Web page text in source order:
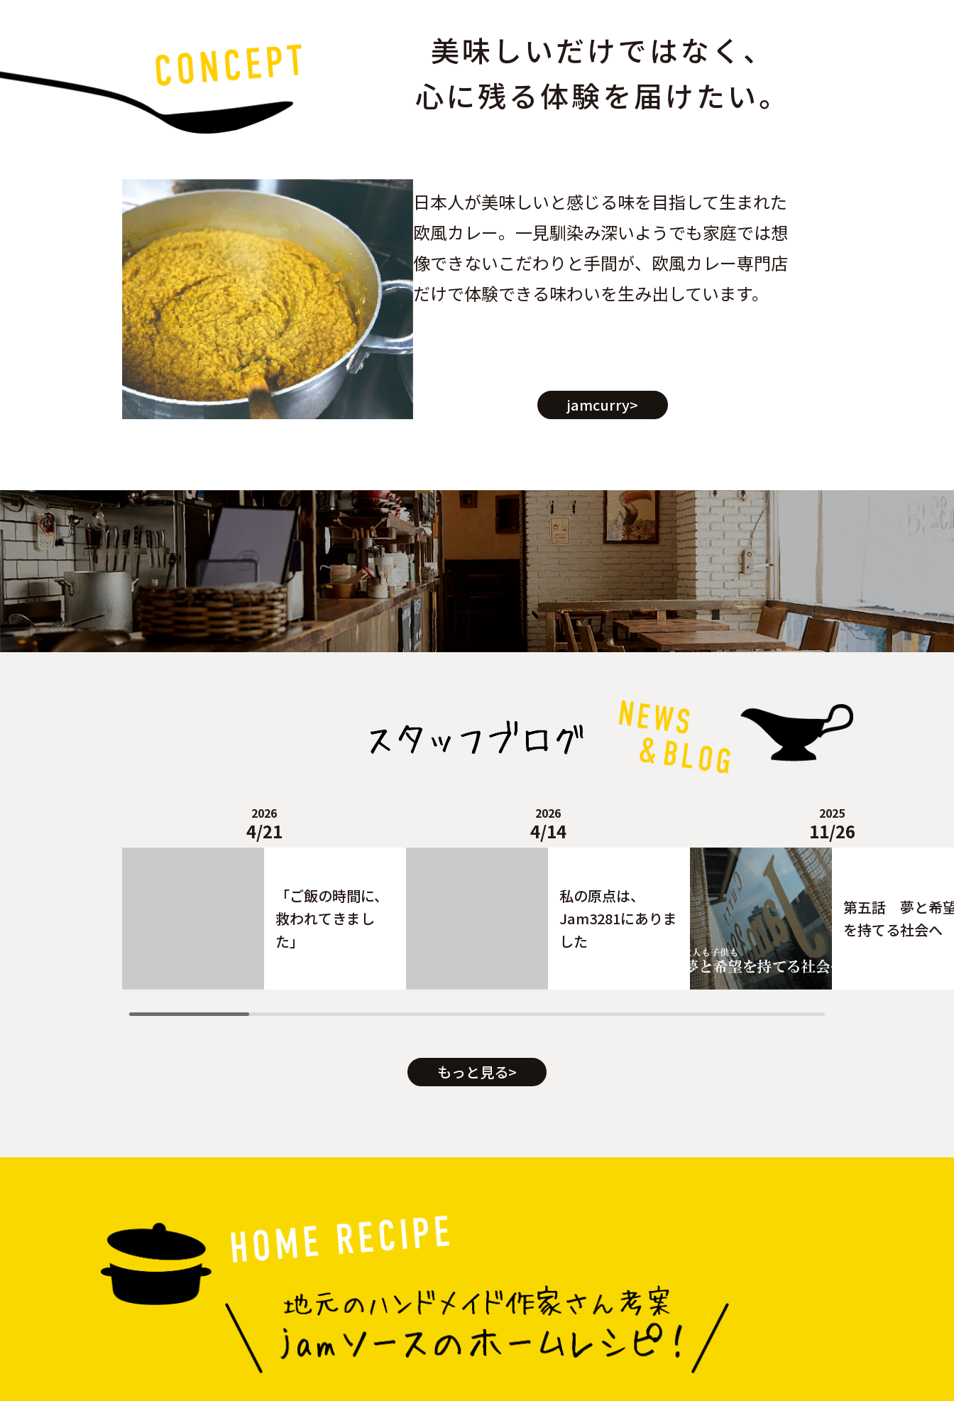
美味しいだけではなく、
心に残る体験を届けたい。
日本人が美味しいと感じる味を目指して生まれた
欧風カレー。一見馴染み深いようでも家庭では想
像できないこだわりと手間が、欧風カレー専門店
だけで体験できる味わいを生み出しています。
jamcurry>
2026
4/21
「ご飯の時間に、
救われてきまし
た」
2026
4/14
私の原点は、
Jam3281にありま
した
2025
11/26
第五話 夢と希
を持てる社会へ
もっと見る>